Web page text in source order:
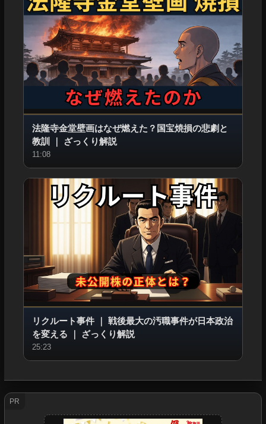
法隆寺金堂壁画はなぜ燃えた？国宝焼損の悲劇と
教訓
｜ ざっくり解説
11:08
リクルート事件｜ 戦後最大の汚職事件が日本政治
を変える ｜ ざっくり解説
25:23
PR